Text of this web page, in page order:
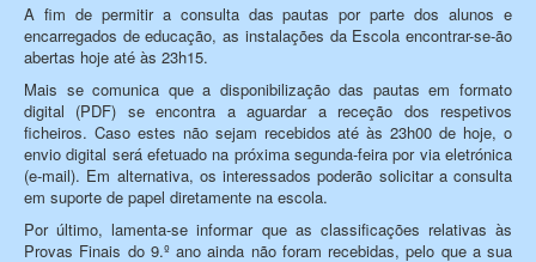
A fim de permitir a consulta das pautas por parte dos alunos e
encarregados de educação, as instalações da Escola encontrar-se-ão
abertas hoje até às 23h15.
Mais se comunica que a disponibilização das pautas em formato
digital (PDF) se encontra a aguardar a receção dos respetivos
ficheiros. Caso estes não sejam recebidos até às 23h00 de hoje, o
envio digital será efetuado na próxima segunda-feira por via eletrónica
(e-mail). Em alternativa, os interessados poderão solicitar a consulta
em suporte de papel diretamente na escola.
Por último, lamenta-se informar que as classificações relativas às
Provas Finais do 9.º ano ainda não foram recebidas, pelo que a sua